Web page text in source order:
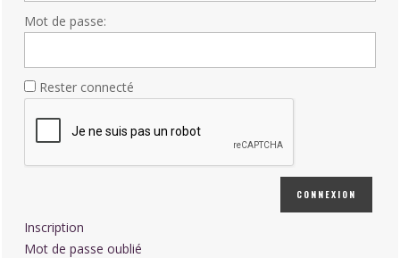
Mot de passe:
Rester connecté
CONNEXION
Inscription
Mot de passe oublié